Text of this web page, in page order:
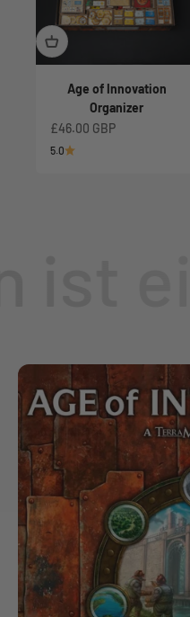
Age of Innovation
Organizer
Angebot
£46.00 GBP
5.0